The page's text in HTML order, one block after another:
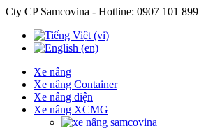
Cty CP Samcovina - Hotline: 0907 101 899
Xe nâng
Xe nâng Container
Xe nâng điện
Xe nâng XCMG